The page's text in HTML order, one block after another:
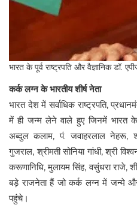
भारत के पूर्व राष्ट्रपति और वैज्ञानिक डॉ.
कर्क लग्न के भारतीय शीर्ष नेता
भारत देश में सर्वाधिक राष्ट्रपति,
में ही जन्म लेने वाले हुए जिनमें भारत के
अब्दुल कलाम, पं. जवाहरलाल नेहरू,
गुजराल, श्रीमती सोनिया गांधी, श्री
करूणानिधि, मुलायम सिंह, वसुंधरा राजे,
बड़े राजनेता हैं जो कर्क लग्न में जन्मे
पहुंचे।